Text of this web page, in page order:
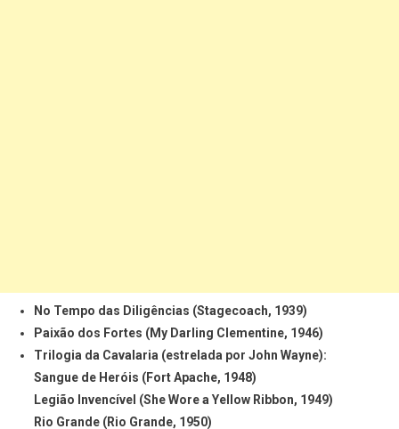
No Tempo das Diligências (Stagecoach, 1939)
Paixão dos Fortes (My Darling Clementine, 1946)
Trilogia da Cavalaria (estrelada por John Wayne):
Sangue de Heróis (Fort Apache, 1948)
Legião Invencível (She Wore a Yellow Ribbon, 1949)
Rio Grande (Rio Grande, 1950)